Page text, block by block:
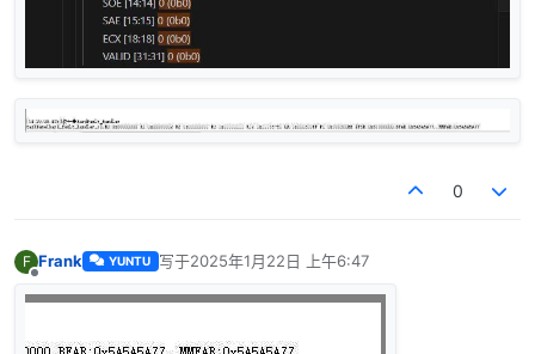
0
F Frank YUNTU 写于2025年1月22日 上午6:47
最后由 编辑